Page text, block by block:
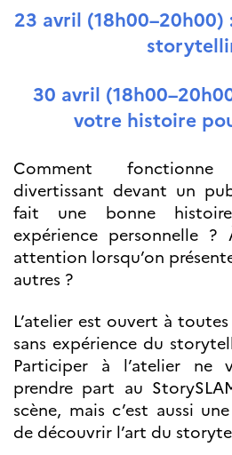
coopération
Åsgard
PHC Aurora
Åsgard
Arctic Frontiers
Prix FINA
France
Research
Programme
Norway
Science et
innovation
(CCFN)
Rechercher :
23 avril
30 avril
votre histoire
Comment
divertissant devant un
fait une bonne
expérience personnelle
attention lorsqu’on
autres ?
L’atelier est ouvert à
sans expérience du
Participer à l’atelier ne
prendre part au
scène, mais c’est aussi
de découvrir l’art du